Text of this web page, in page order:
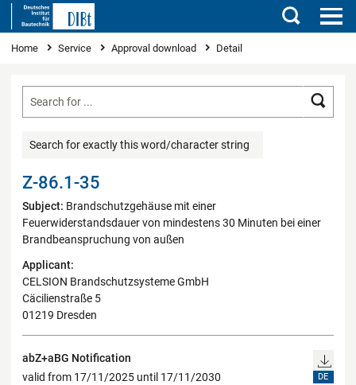
Search
You are here
Home Service Approval download Detail
Search for exactly this word/character string
Z-86.1-35
Subject: Brandschutzgehäuse mit einer
Feuerwiderstandsdauer von mindestens 30 Minuten bei einer
Brandbeanspruchung von außen
Applicant:
CELSION Brandschutzsysteme GmbH
Cäcilienstraße 5
01219 Dresden
abZ+aBG Notification
valid from 17/11/2025 until 17/11/2030
DE